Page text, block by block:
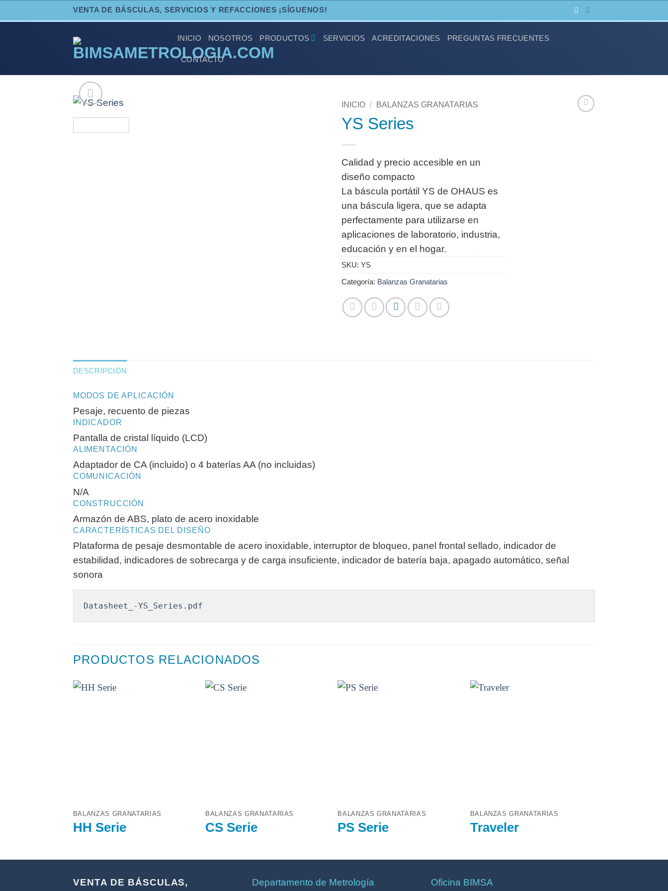
to
VENTA DE BÁSCULAS, SERVICIOS Y REFACCIONES ¡SÍGUENOS!
INICIO NOSOTROS PRODUCTOS SERVICIOS ACREDITACIONES PREGUNTAS FRECUENTES
CONTACTO
INICIO / BALANZAS GRANATARIAS
YS Series
Calidad y precio accesible en un
diseño compacto
La báscula portátil YS de OHAUS es
una báscula ligera, que se adapta
perfectamente para utilizarse en
aplicaciones de laboratorio, industria,
educación y en el hogar.
SKU: YS
Categoría: Balanzas Granatarias
DESCRIPCIÓN
MODOS DE APLICACIÓN
Pesaje, recuento de piezas
INDICADOR
Pantalla de cristal líquido (LCD)
ALIMENTACIÓN
Adaptador de CA (incluido) o 4 baterías AA (no incluidas)
COMUNICACIÓN
N/A
CONSTRUCCIÓN
Armazón de ABS, plato de acero inoxidable
CARACTERÍSTICAS DEL DISEÑO
Plataforma de pesaje desmontable de acero inoxidable, interruptor de bloqueo, panel frontal sellado, indicador de
estabilidad, indicadores de sobrecarga y de carga insuficiente, indicador de batería baja, apagado automático, señal
sonora
Datasheet_-YS_Series.pdf
PRODUCTOS RELACIONADOS
BALANZAS GRANATARIAS
HH Serie
BALANZAS GRANATARIAS
CS Serie
BALANZAS GRANATARIAS
PS Serie
BALANZAS GRANATARIAS
Traveler
VENTA DE BÁSCULAS, Departamento de Metrología Oficina BIMSA